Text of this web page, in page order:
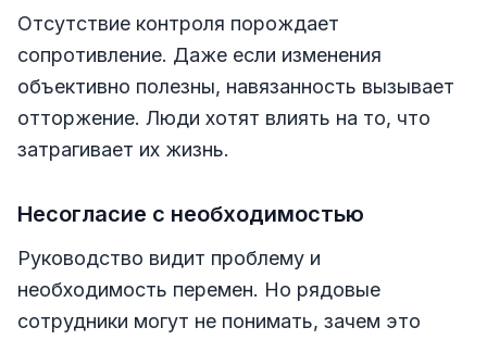
Отсутствие контроля порождает
сопротивление. Даже если изменения
объективно полезны, навязанность вызывает
отторжение. Люди хотят влиять на то, что
затрагивает их жизнь.
Несогласие с необходимостью
Руководство видит проблему и
необходимость перемен. Но рядовые
сотрудники могут не понимать, зачем это